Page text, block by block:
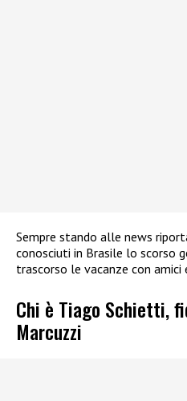
Sempre stando alle news
conosciuti in Brasile lo scorso
trascorso le vacanze con
Chi è Tiago Schietti,
Marcuzzi